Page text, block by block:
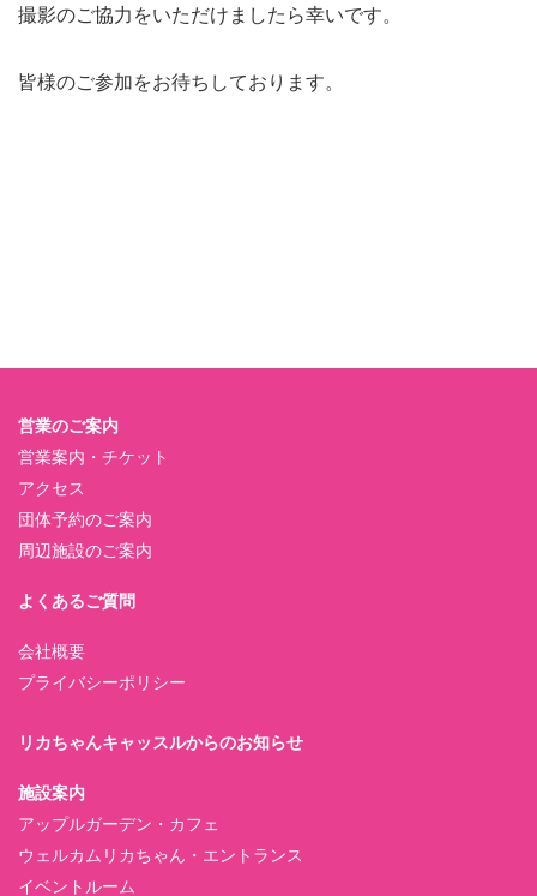
撮影のご協力をいただけましたら幸いです。
皆様のご参加をお待ちしております。
営業のご案内
営業案内・チケット
アクセス
団体予約のご案内
周辺施設のご案内
よくあるご質問
会社概要
プライバシーポリシー
リカちゃんキャッスルからのお知らせ
施設案内
アップルガーデン・カフェ
ウェルカムリカちゃん・エントランス
イベントルーム